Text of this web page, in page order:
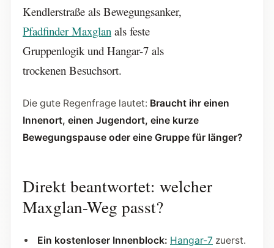
Kendlerstraße als Bewegungsanker,
Pfadfinder Maxglan als feste
Gruppenlogik und Hangar-7 als
trockenen Besuchsort.
Die gute Regenfrage lautet: Braucht ihr einen
Innenort, einen Jugendort, eine kurze
Bewegungspause oder eine Gruppe für länger?
Direkt beantwortet: welcher
Maxglan-Weg passt?
Ein kostenloser Innenblock: Hangar-7 zuerst.